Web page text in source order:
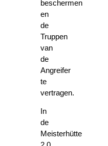
beschermen
en
de
Truppen
van
de
Angreifer
te
vertragen.
In
de
Meisterhütte